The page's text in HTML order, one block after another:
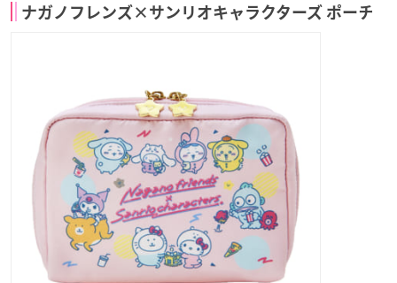
ナガノフレンズ×サンリオキャラクターズ ポーチ